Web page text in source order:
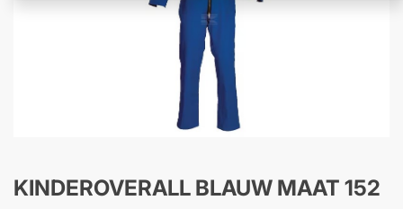
KINDEROVERALL BLAUW MAAT 152